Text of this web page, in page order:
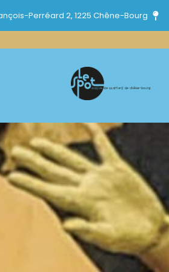
Perréard 2, 1225 Chêne-Bourg